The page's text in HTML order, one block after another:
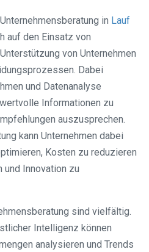
in Lauf
auf den Einsatz von
von Unternehmen
Dabei
und Datenanalyse
Informationen zu
auszusprechen.
kann Unternehmen dabei
Kosten zu reduzieren
und Innovation zu
sind vielfältig.
Intelligenz können
analysieren und Trends